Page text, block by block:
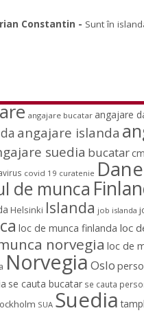
Constantin - Sunt în
angajare bucatar angajare
angajare islanda
suedia bucatar
covid 19 curatenie
de munca
Helsinki Islanda job islanda
loc de munca finlanda loc
norvegia loc de
NorvegiaOslo
se cauta bucatar se cauta
SUA Suedia